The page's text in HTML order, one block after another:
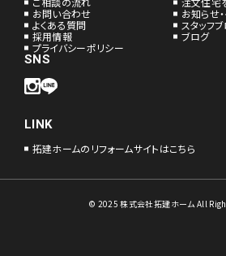
お問い合わせ
お知らせ
よくある質問
スタッフ
採用情報
ブログ
プライバシーポリシー
SNS
LINK
拓建ホームのリフォームサイトはこちら
© 2025 株式会社拓建ホーム All